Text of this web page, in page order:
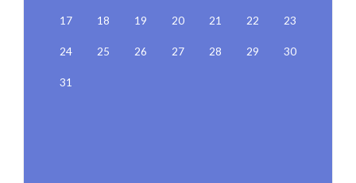
17 18 19 20 21 22 23
24 25 26 27 28 29 30
31